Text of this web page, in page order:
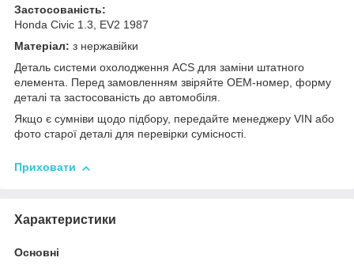
Застосованість:
Honda Civic 1.3, EV2 1987
Матеріал: з нержавійки
Деталь системи охолодження ACS для заміни штатного
елемента. Перед замовленням звіряйте OEM-номер, форму
деталі та застосованість до автомобіля.
Якщо є сумніви щодо підбору, передайте менеджеру VIN або
фото старої деталі для перевірки сумісності.
Приховати
Характеристики
Основні